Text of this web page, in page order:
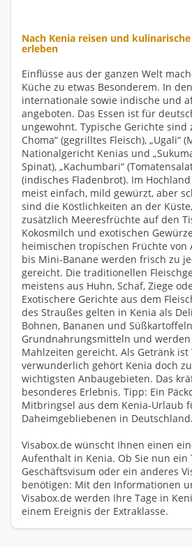
Nach Kenia reisen und
erleben
Einflüsse aus der ganzen Welt
Küche zu etwas Besonderem. In
internationale sowie indische und
angeboten. Das Essen ist für
ungewohnt. Typische Gerichte sind
Choma“ (gegrilltes Fleisch), „Ugali“
Nationalgericht Kenias und
Spinat), „Kachumbari“
(indisches Fladenbrot). Im
meist einfach, mild gewürzt, aber
sind die Köstlichkeiten an der
zusätzlich Meeresfrüchte auf den
Kokosmilch und exotischen
heimischen tropischen Früchte von
bis Mini-Banane werden frisch zu
gereicht. Die traditionellen
meistens aus Huhn, Schaf, Ziege
Exotischere Gerichte aus dem
des Straußes gelten in Kenia als
Bohnen, Bananen und
Grundnahrungsmitteln und
Mahlzeiten gereicht. Als Getränk
verwunderlich gehört Kenia doch
wichtigsten Anbaugebieten. Das
besonderes Erlebnis. Tipp: Ein
Mitbringsel aus dem Kenia-Urlaub
Daheimgebliebenen in Deutschland.
Visabox.de wünscht Ihnen einen
Aufenthalt in Kenia. Ob Sie nun ein
Geschäftsvisum oder ein anderes
benötigen: Mit den Informationen
Visabox.de werden Ihre Tage in
einem Ereignis der Extraklasse.